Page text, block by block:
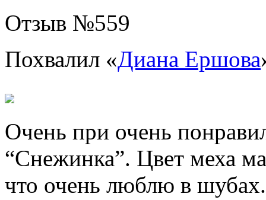
Отзыв №559
Похвалил «Диана Ершова
Очень при очень
“Снежинка”. Цвет меха
что очень люблю в